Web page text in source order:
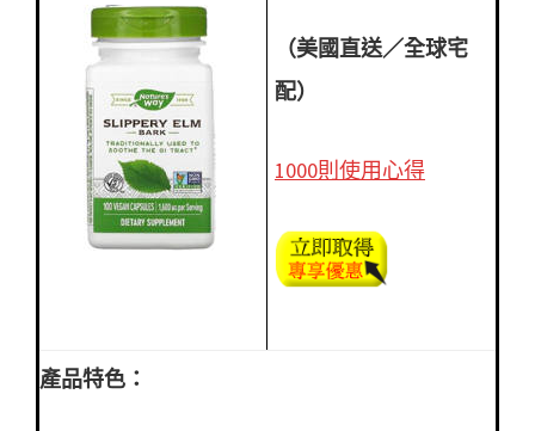
（美國直送／全球宅
配）
1000則使用心得
產品特色：